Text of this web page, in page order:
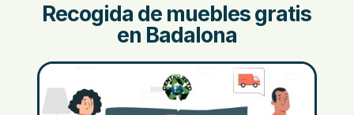
Recogida de muebles gratis
en Badalona